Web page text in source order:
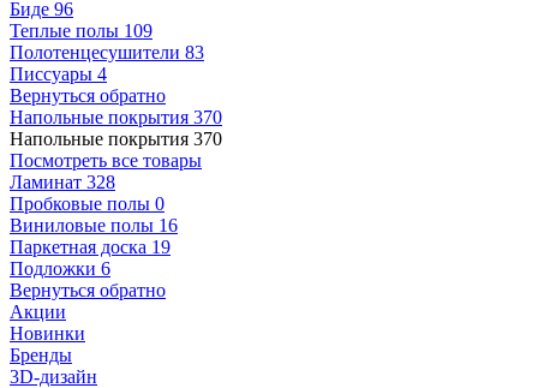
Биде 96
Теплые полы 109
Полотенцесушители 83
Писсуары 4
Вернуться обратно
Напольные покрытия 370
Напольные покрытия 370
Посмотреть все товары
Ламинат 328
Пробковые полы 0
Виниловые полы 16
Паркетная доска 19
Подложки 6
Вернуться обратно
Акции
Новинки
Бренды
3D-дизайн